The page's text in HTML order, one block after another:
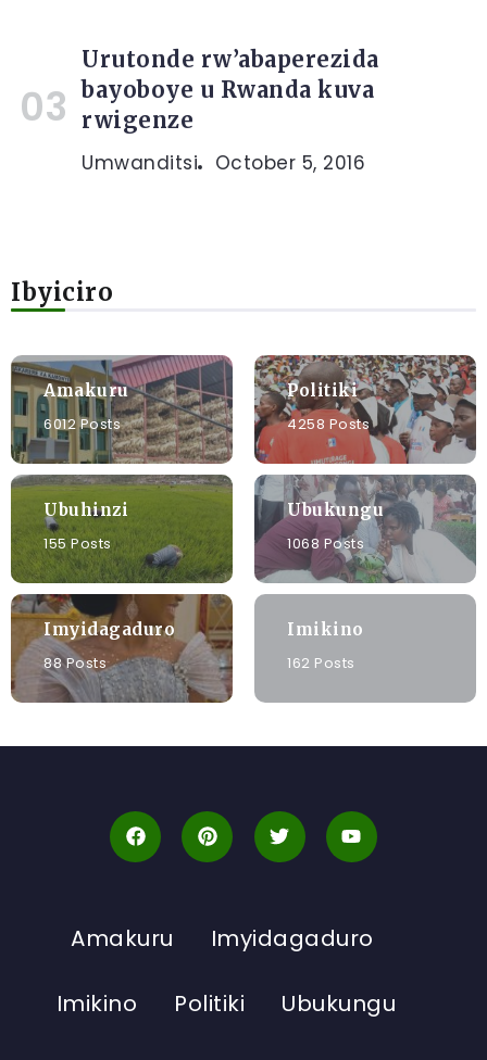
Urutonde rw’abaperezida
bayoboye u Rwanda kuva
rwigenze
Umwanditsi October 5, 2016
Ibyiciro
Amakuru
6012 Posts
Politiki
4258 Posts
Ubuhinzi
155 Posts
Ubukungu
1068 Posts
Imyidagaduro
88 Posts
Imikino
162 Posts
Amakuru Imyidagaduro
Imikino Politiki Ubukungu